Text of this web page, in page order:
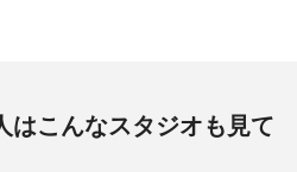
はこんなスタジオも見て